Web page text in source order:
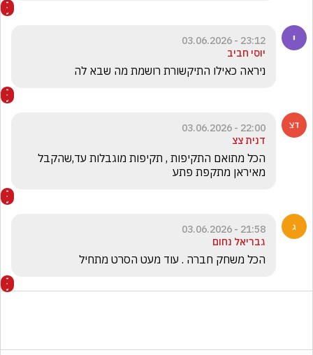
23:12 - 03.06.2026
יוסי חביב
ניראה כאילו התיקשורת רושמת מה שבא לה
22:00 - 03.06.2026
דנית צצ
מאיראן מתקפת פתע
21:58 - 03.06.2026
גבריאל נחום
הכל משחק חברה . עוד מעט הסרט מתחיל